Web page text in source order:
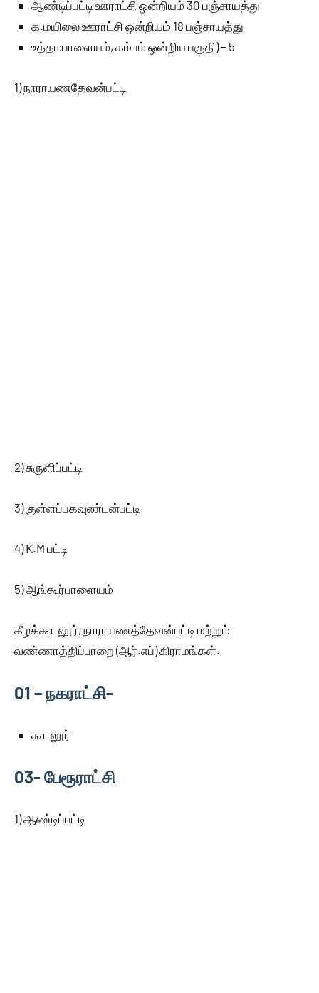
ஆண்டிப்பட்டி ஊராட்சி ஒன்றியம் 30 பஞ்சாயத்து
க.மயிலை ஊராட்சி ஒன்றியம் 18 பஞ்சாயத்து
உத்தமபாளையம், கம்பம் ஒன்றிய பகுதி) – 5
1) நாராயணதேவன்பட்டி
2) சுருளிப்பட்டி
3) குள்ளப்பகவுண்டன்பட்டி
4) K.M பட்டி
5) ஆங்கூர்பாளையம்
கீழக்கூடலூர், நாராயணத்தேவன்பட்டி மற்றும்
வண்ணாத்திப்பாறை (ஆர்.எப்) கிராமங்கள்.
01 – நகராட்சி-
கூடலூர்
03- பேரூராட்சி
1) ஆண்டிப்பட்டி